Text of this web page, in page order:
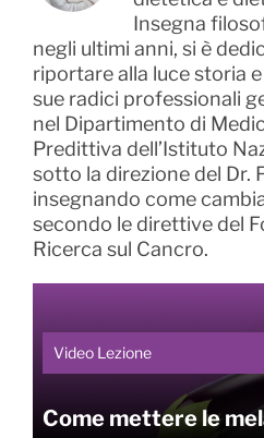
Insegna
negli ultimi anni, si è
riportare alla luce storia
sue radici professionali
nel Dipartimento di
Predittiva dell’Istituto
sotto la direzione del Dr.
insegnando come
secondo le direttive del
Ricerca sul Cancro.
Video Lezione
Come mettere le